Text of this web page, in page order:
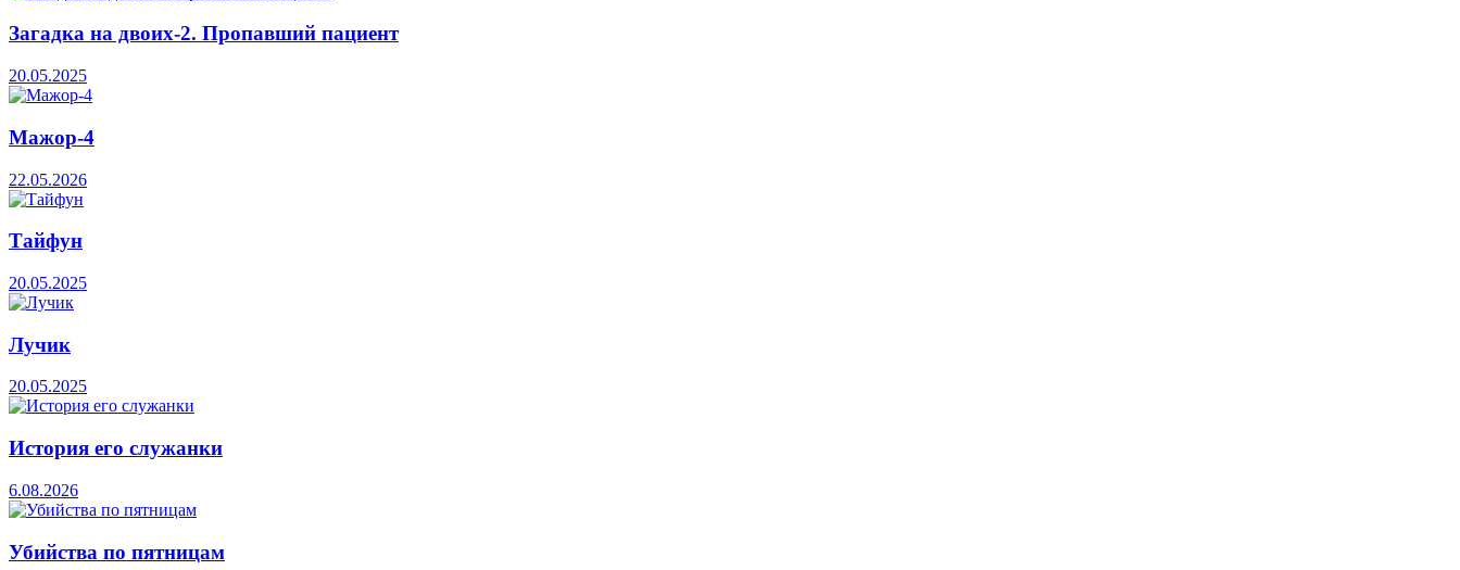
Загадка на двоих-2. Пропавший пациент
20.05.2025
Мажор-4
22.05.2026
Тайфун
20.05.2025
Лучик
20.05.2025
История его служанки
6.08.2026
Убийства по пятницам